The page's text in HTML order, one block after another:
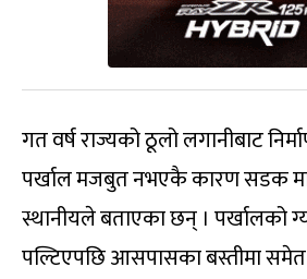
गत वर्ष राज्यको ठूलो लगानीबाट
पर्खाल मजबुत नभएकै कारण सडक
स्थानीयले बताएका छन् । पर्खालको
पल्टिएपछि आसपासका बस्तीमा